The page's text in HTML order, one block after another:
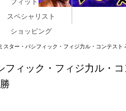
スペシャリスト
ショッピング
スター・パシフィック・フィジ力ル・コンテスト
フィック・フィジ力ル・